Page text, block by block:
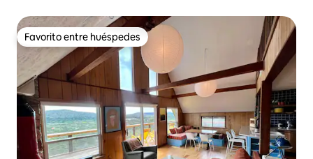
Favorito entre huéspedes
Favorito entre huéspedes